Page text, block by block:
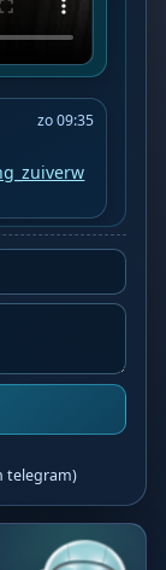
zo 09:35
telegram)